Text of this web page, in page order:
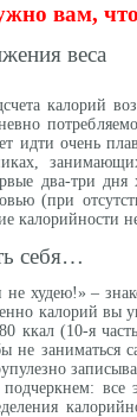
вам,
веса
калорий
идти очень
два-три
(при
калорийности
себя…
худею!» –
калорий
ккал (10-я
не заниматься